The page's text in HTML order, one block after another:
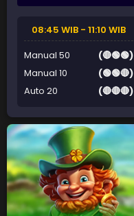
08:45 WIB - 11:10 WIB
Manual 50
(🔴🟢🟢)
Manual 10
(🟢🟢🔴)
Auto 20
(🔴🔴🔴)